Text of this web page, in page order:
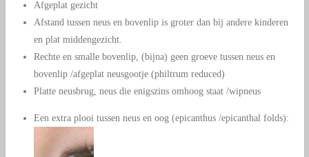
Afgeplat gezicht
Afstand tussen neus en bovenlip is groter dan bij andere kinderen
en plat middengezicht.
Rechte en smalle bovenlip, (bijna) geen groeve tussen neus en
bovenlip /afgeplat neusgootje (philtrum reduced)
Platte neusbrug, neus die enigszins omhoog staat /wipneus
Een extra plooi tussen neus en oog (epicanthus /epicanthal folds):